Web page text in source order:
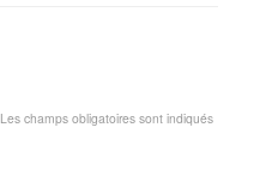
Les champs obligatoires sont indiqués